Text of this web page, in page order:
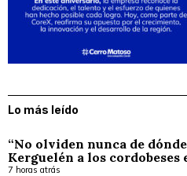
Lo más leído
“No olviden nunca de
Kerguelén a los cordobeses
7 horas atrás